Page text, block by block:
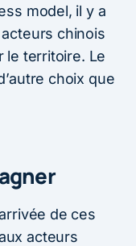
model, il y a
chinois
le territoire. Le
choix que
de ces
acteurs